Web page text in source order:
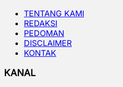
TENTANG KAMI
REDAKSI
PEDOMAN
DISCLAIMER
KONTAK
KANAL